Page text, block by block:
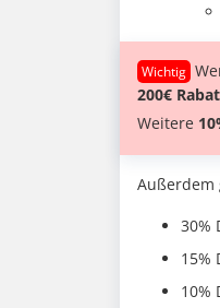
200€
Weitere
Außerdem
30%
15%
10%